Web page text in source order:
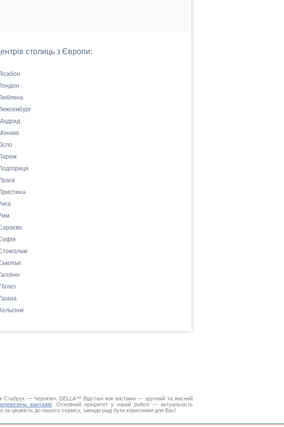
столиць з Європи:
Стабрук — Чернігів». DELLA™ Відстані між містами — зручний та якісний
вантажів . Основний пріоритет у нашій роботі — актуальність
за цікавість до нашого сервісу, завжди раді бути корисними для Вас!